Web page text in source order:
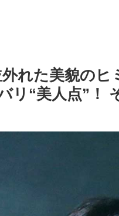
れた美貌の
リ“美人点”！